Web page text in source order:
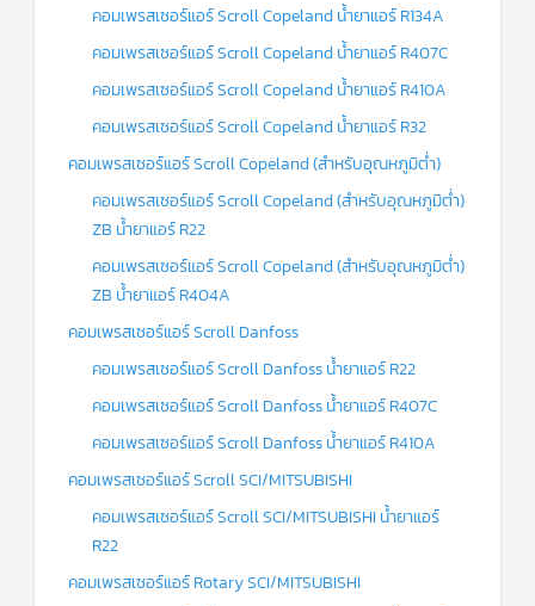
คอมเพรสเซอร์แอร์ Scroll Copeland น้ำยาแอร์ R134A
คอมเพรสเซอร์แอร์ Scroll Copeland น้ำยาแอร์ R407C
คอมเพรสเซอร์แอร์ Scroll Copeland น้ำยาแอร์ R410A
คอมเพรสเซอร์แอร์ Scroll Copeland น้ำยาแอร์ R32
คอมเพรสเซอร์แอร์ Scroll Copeland (สำหรับอุณหภูมิต่ำ)
คอมเพรสเซอร์แอร์ Scroll Copeland (สำหรับอุณหภูมิต่ำ)
ZB น้ำยาแอร์ R22
คอมเพรสเซอร์แอร์ Scroll Copeland (สำหรับอุณหภูมิต่ำ)
ZB น้ำยาแอร์ R404A
คอมเพรสเซอร์แอร์ Scroll Danfoss
คอมเพรสเซอร์แอร์ Scroll Danfoss น้ำยาแอร์ R22
คอมเพรสเซอร์แอร์ Scroll Danfoss น้ำยาแอร์ R407C
คอมเพรสเซอร์แอร์ Scroll Danfoss น้ำยาแอร์ R410A
คอมเพรสเซอร์แอร์ Scroll SCI/MITSUBISHI
คอมเพรสเซอร์แอร์ Scroll SCI/MITSUBISHI น้ำยาแอร์
R22
คอมเพรสเซอร์แอร์ Rotary SCI/MITSUBISHI